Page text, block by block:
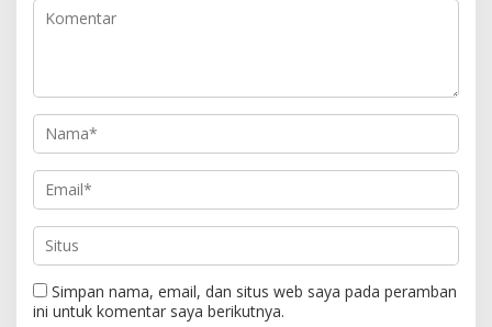
Simpan nama, email, dan situs web saya pada peramban
ini untuk komentar saya berikutnya.